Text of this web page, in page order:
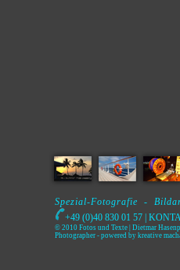
Spezial-Fotografie -
+49 (0)40 830 01 57 |
© 2010 Fotos und Texte | Dietmar
Photographer - powered by kreative